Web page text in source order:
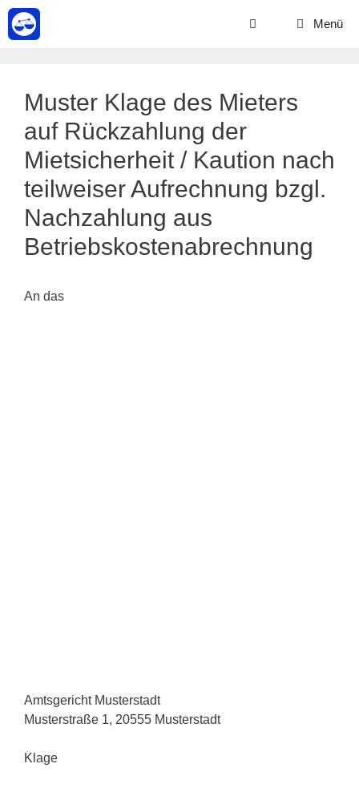
Zum
Inhalt
Menü
Muster Klage des Mieters
auf Rückzahlung der
Mietsicherheit / Kaution nach
teilweiser Aufrechnung bzgl.
Nachzahlung aus
Betriebskostenabrechnung
An das
Amtsgericht Musterstadt
Musterstraße 1, 20555 Musterstadt
Klage